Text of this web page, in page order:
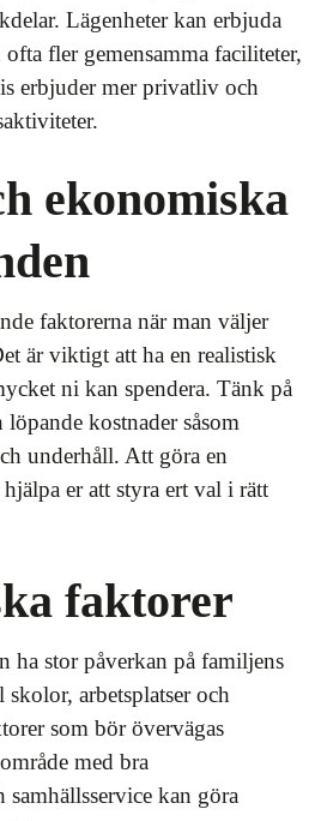
Lägenheter kan erbjuda
fler gemensamma faciliteter,
erbjuder mer privatliv och
ekonomiska
faktorerna när man väljer
är viktigt att ha en realistisk
ni kan spendera. Tänk på
kostnader såsom
underhåll. Att göra en
er att styra ert val i rätt
faktorer
ha stor påverkan på familjens
arbetsplatser och
som bör övervägas
med bra
kan göra